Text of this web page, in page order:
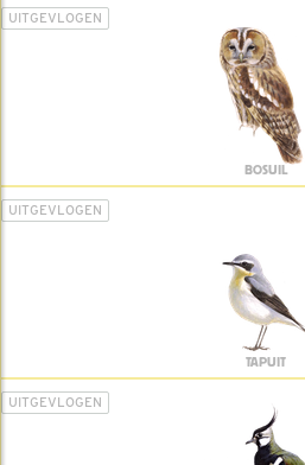
UITGEVLOGEN
BOSUIL
UITGEVLOGEN
TAPUIT
UITGEVLOGEN